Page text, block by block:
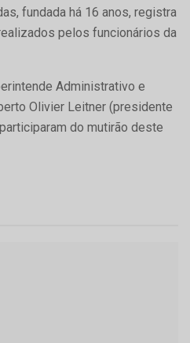
fundada há 16 anos, registra
pelos funcionários da
Administrativo e
Olivier Leitner (presidente
do mutirão deste